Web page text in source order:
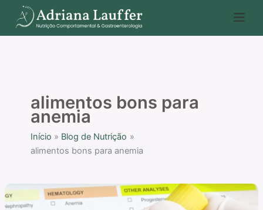
para
o
alimentos bons para
anemia
Início
Blog de Nutrição
alimentos bons para anemia
Alimentos
bons
P
e
s
a